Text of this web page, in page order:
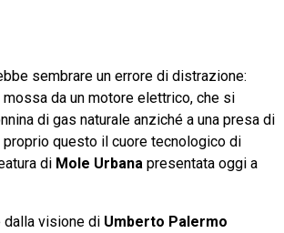
sembrare un errore di distrazione:
mossa da un motore elettrico, che si
di gas naturale anziché a una presa di
proprio questo il cuore tecnologico di
di Mole Urbana presentata oggi a
dalla visione di Umberto Palermo